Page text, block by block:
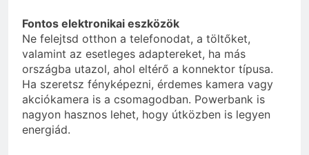
Fontos elektronikai eszközök
Ne felejtsd otthon a telefonodat, a töltőket,
valamint az esetleges adaptereket, ha más
országba utazol, ahol eltérő a konnektor típusa.
Ha szeretsz fényképezni, érdemes kamera vagy
akciókamera is a csomagodban. Powerbank is
nagyon hasznos lehet, hogy útközben is legyen
energiád.